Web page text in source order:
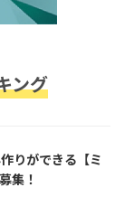
ング
りができる【ミ
集！